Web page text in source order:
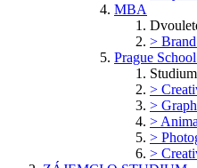
MBA
>
Prague
>
>
>
>
>